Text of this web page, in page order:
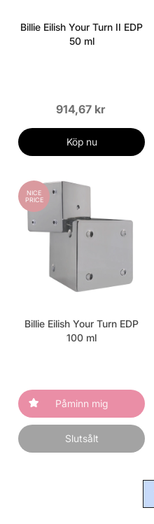
Billie Eilish Your Turn II EDP
50 ml
914,67 kr
Köp nu
NICE
PRICE
Billie Eilish Your Turn EDP
100 ml
Påminn mig
Slutsålt